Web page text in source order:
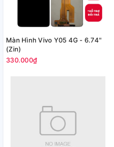
Màn Hình Vivo Y05 4G - 6.74"
(Zin)
330.000₫